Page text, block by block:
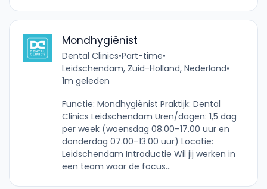
Mondhygiënist
Dental Clinics•Part-time•
Leidschendam, Zuid-Holland, Nederland•
1m geleden
Functie: Mondhygiënist Praktijk: Dental
Clinics Leidschendam Uren/dagen: 1,5 dag
per week (woensdag 08.00–17.00 uur en
donderdag 07.00–13.00 uur) Locatie:
Leidschendam Introductie Wil jij werken in
een team waar de focus...